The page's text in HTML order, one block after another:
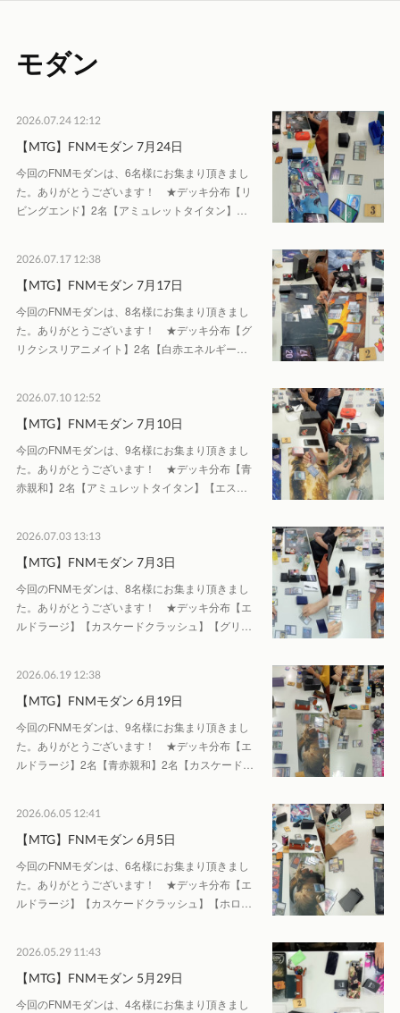
モダン
2026.07.24 12:12
【MTG】FNMモダン 7月24日
今回のFNMモダンは、6名様にお集まり頂きまし
た。ありがとうございます！ ★デッキ分布【リ
ビングエンド】2名【アミュレットタイタン】…
2026.07.17 12:38
【MTG】FNMモダン 7月17日
今回のFNMモダンは、8名様にお集まり頂きまし
た。ありがとうございます！ ★デッキ分布【グ
リクシスリアニメイト】2名【白赤エネルギー…
2026.07.10 12:52
【MTG】FNMモダン 7月10日
今回のFNMモダンは、9名様にお集まり頂きまし
た。ありがとうございます！ ★デッキ分布【青
赤親和】2名【アミュレットタイタン】【エス…
2026.07.03 13:13
【MTG】FNMモダン 7月3日
今回のFNMモダンは、8名様にお集まり頂きまし
た。ありがとうございます！ ★デッキ分布【エ
ルドラージ】【カスケードクラッシュ】【グリ…
2026.06.19 12:38
【MTG】FNMモダン 6月19日
今回のFNMモダンは、9名様にお集まり頂きまし
た。ありがとうございます！ ★デッキ分布【エ
ルドラージ】2名【青赤親和】2名【カスケード…
2026.06.05 12:41
【MTG】FNMモダン 6月5日
今回のFNMモダンは、6名様にお集まり頂きまし
た。ありがとうございます！ ★デッキ分布【エ
ルドラージ】【カスケードクラッシュ】【ホロ…
2026.05.29 11:43
【MTG】FNMモダン 5月29日
今回のFNMモダンは、4名様にお集まり頂きまし